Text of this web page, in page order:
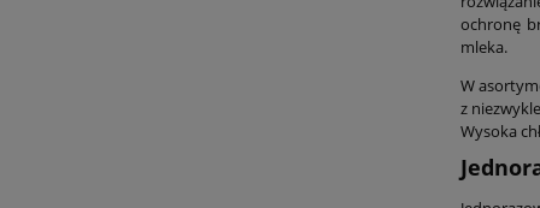
ochronę
mleka.
W
z
Wysoka